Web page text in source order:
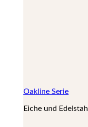
Oakline Serie
Eiche und Edelstahl